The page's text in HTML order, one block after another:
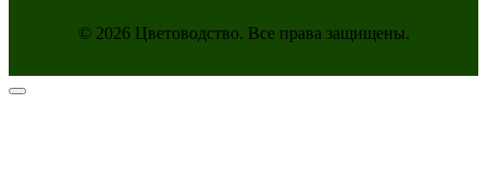
© 2026 Цветоводство. Все права защищены.